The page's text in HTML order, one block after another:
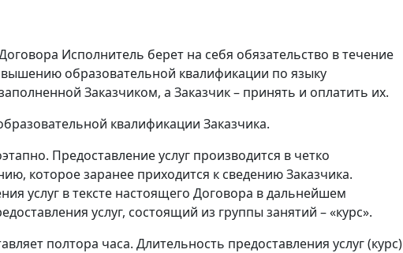
Исполнитель берет на себя обязательство в течение
образовательной квалификации по языку
Заказчиком, а Заказчик – принять и оплатить их.
квалификации Заказчика.
Предоставление услуг производится в четко
которое заранее приходится к сведению Заказчика.
услуг в тексте настоящего Договора в дальнейшем
услуг, состоящий из группы занятий – «курс».
полтора часа. Длительность предоставления услуг (курс)